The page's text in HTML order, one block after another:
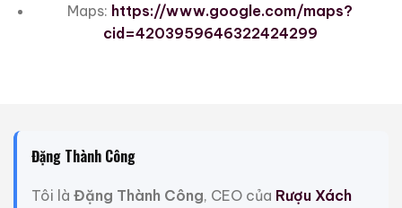
Maps: https://www.google.com/maps?
cid=4203959646322424299
Đặng Thành Công
Tôi là Đặng Thành Công, CEO của Rượu Xách